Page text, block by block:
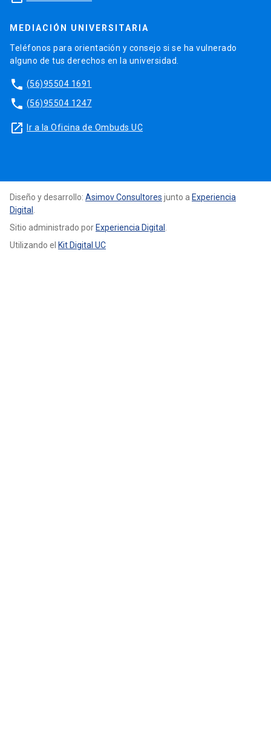
MEDIACIÓN UNIVERSITARIA
Teléfonos para orientación y consejo si se ha vulnerado
alguno de tus derechos en la universidad.
phone (56)95504 1691
phone (56)95504 1247
launch Ir a la Oficina de Ombuds UC
Diseño y desarrollo: Asimov Consultores junto a Experiencia
Digital
Sitio administrado por Experiencia Digital
Utilizando el Kit Digital UC